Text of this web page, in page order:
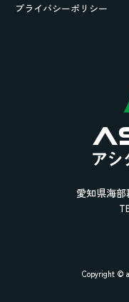
愛知県海部
プライバシーポリシー
Copyright ©